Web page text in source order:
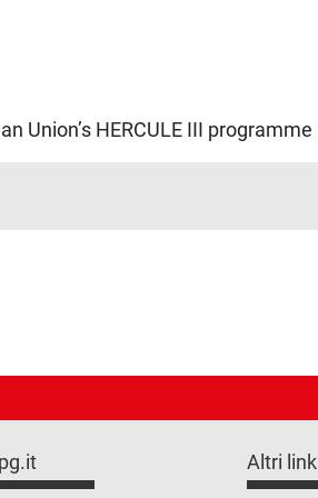
Union’s HERCULE III programme
Altri link